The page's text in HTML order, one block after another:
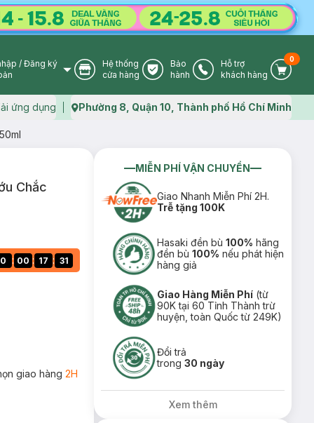
User Icon
/ Đăng ký
Store Icon
Hệ thống
cửa hàng
Warranty Icon
Bảo
hành
Phone Icon
Hỗ trợ
khách hàng
Cart
0
ứng dụng Map icon
Phường 8, Quận 10, Thành phố Hồ Chí Minh
Chắc
0 : 00 : 17 : 30
giao hàng 2H
MIỄN PHÍ VẬN CHUYỂN
Giao Nhanh Miễn Phí 2H.
Trễ tặng 100K
Hasaki đền bù100% hãng
đền bù100% nếu phát hiện
hàng giả
Giao Hàng Miễn Phí (từ
90K tại 60 Tỉnh Thành trừ
huyện, toàn Quốc từ 249K)
Đổi trả
trong30 ngày
Xem thêm